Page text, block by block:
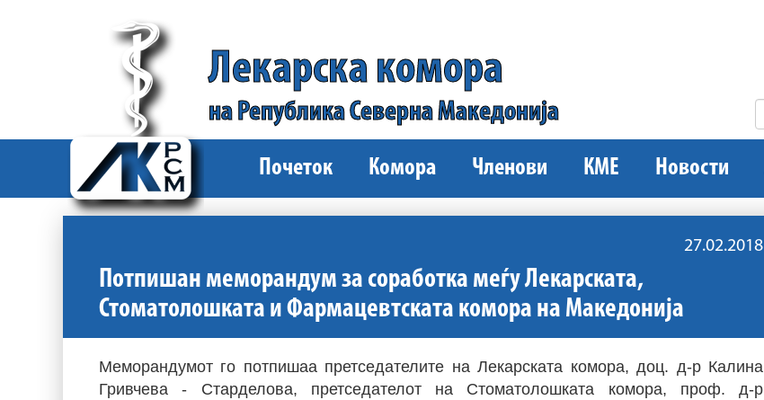
Лекарска комора
на Република Северна Македонија
Почеток Комора Членови КМЕ Новости
27.02.2018
Потпишан меморандум за соработка меѓу Лекарската,
Стоматолошката и Фармацевтската комора на Македонија
Меморандумот го потпишаа претседателите на Лекарската комора, доц. д-р Калина
Гривчева - Старделова, претседателот на Стоматолошката комора, проф. д-р